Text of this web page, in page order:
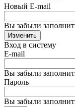
Новый E-mail
Вы забыли
Изменить
Вход в систему
E-mail
Вы забыли
Пароль
Вы забыли